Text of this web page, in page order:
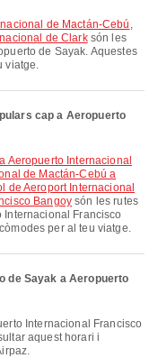
de Mactán-Cebú ,
de Clarksón les
de Sayak. Aquestes
viatge.
cap a Aeropuerto
de Mactán-Cebú a
de Aeroport Internacional
Bangoysón les rutes
Internacional Francisco
per al teu viatge.
de Sayak a Aeropuerto
aquest horari i